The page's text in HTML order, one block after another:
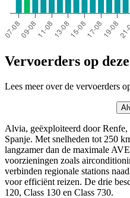
Vervoerders op
Lees meer over de vervoerders
Alvia, geëxploiteerd door Renfe,
Spanje. Met snelheden tot 250
langzamer dan de maximale
voorzieningen zoals
verbinden regionale stations
voor efficiënt reizen. De drie
120, Class 130 en Class 730.